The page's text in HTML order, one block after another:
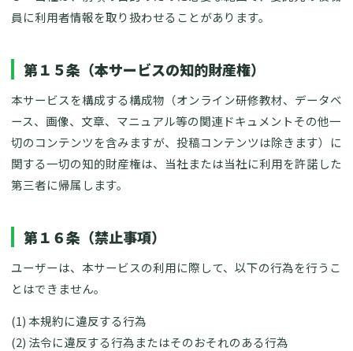
員に利用者情報を取り扱わせることがあります。
第１５条（本サービスの知的財産権）
本サービスを構成する構成物（オンライン研修教材、データベ
ース、画像、文章、マニュアル等の関連ドキュメントその他一
切のコンテンツを含みますが、投稿コンテンツは除きます）に
関する一切の知的財産権は、当社または当社に利用を許諾した
第三者に帰属します。
第１６条（禁止事項）
ユーザーは、本サービスの利用に際して、以下の行為を行うこ
とはできません。
(1) 本規約に違反する行為
(2) 法令に違反する行為またはそのおそれのある行為